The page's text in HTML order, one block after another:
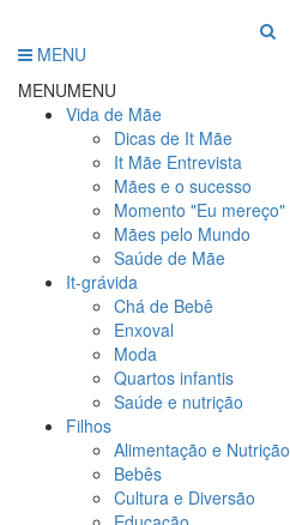
MENU
MENUMENU
Vida de Mãe
Dicas de It Mãe
It Mãe Entrevista
Mães e o sucesso
Momento "Eu mereço"
Mães pelo Mundo
Saúde de Mãe
It-grávida
Chá de Bebê
Enxoval
Moda
Quartos infantis
Saúde e nutrição
Filhos
Alimentação e Nutrição
Bebês
Cultura e Diversão